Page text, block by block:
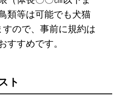
類等は可能でも犬猫
ので、事前に規約は
すすめです。
ト